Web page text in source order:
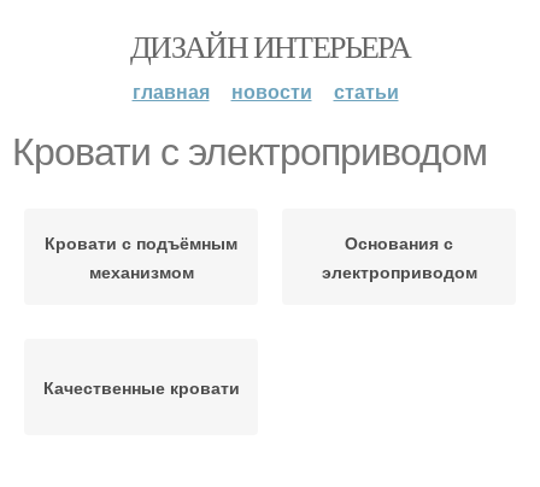
ДИЗАЙН ИНТЕРЬЕРА
главная новости статьи
Кровати с электроприводом
Кровати с подъёмным
механизмом
Основания с
электроприводом
Качественные кровати